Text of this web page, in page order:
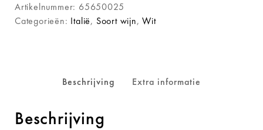
Artikelnummer: 65650025
Categorieën: Italië, Soort wijn,Wit
Beschrijving Extra informatie
Beschrijving